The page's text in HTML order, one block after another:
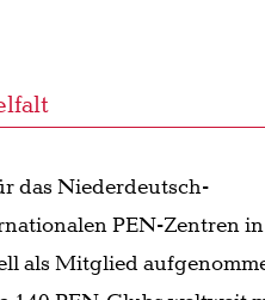
das Niederdeutsch-
PEN-Zentren in
als Mitglied